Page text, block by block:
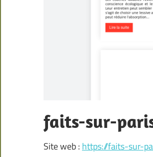
faits-sur-
Site web : https://faits-sur-